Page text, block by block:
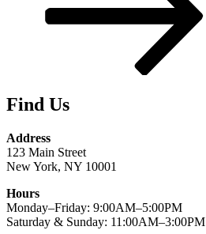
Find Us
Address
123 Main Street
New York, NY 10001
Hours
Monday–Friday: 9:00AM–5:00PM
Saturday & Sunday: 11:00AM–3:00PM